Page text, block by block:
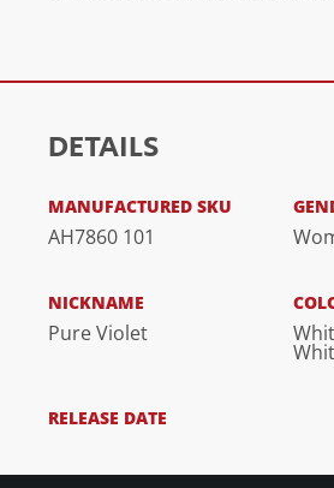
DETAILS
MANUFACTURED SKU
AH7860 101
NICKNAME
Pure Violet
RELEASE DATE